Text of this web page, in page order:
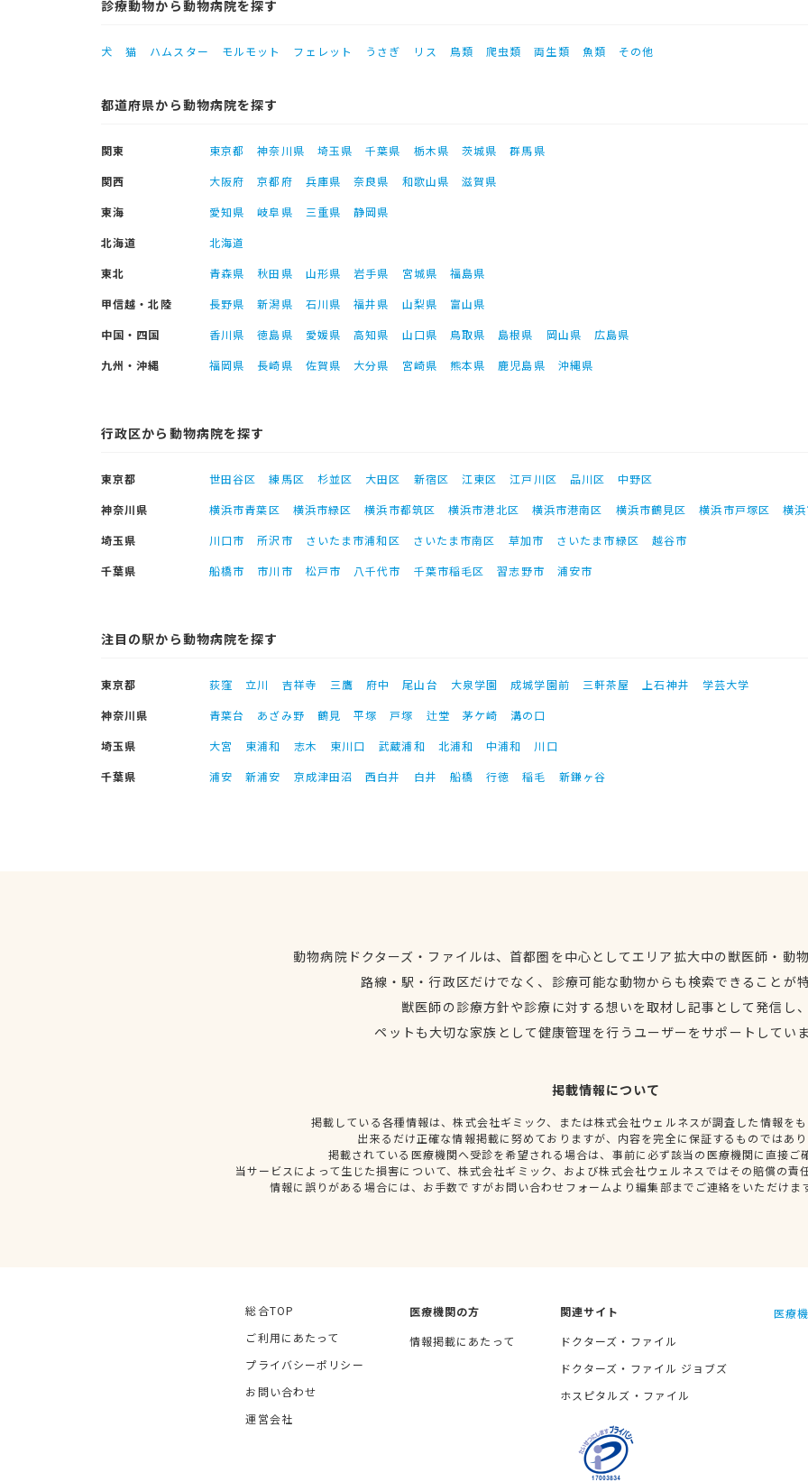
診療動物から動物病院を探す
犬 猫 ハムスター モルモット フェレット うさぎ リス 鳥類 爬虫類 両生類 魚類 その他
都道府県から動物病院を探す
関東 東京都 神奈川県 埼玉県 千葉県 栃木県 茨城県
群馬県
関西
大阪府 京都府 兵庫県 奈良県 和歌山県
滋賀県
東海
愛知県 岐阜県 三重県
静岡県
北海道
北海道
東北
青森県 秋田県 山形県 岩手県 宮城県
福島県
甲信越・北陸
長野県 新潟県 石川県 福井県 山梨県
富山県
中国・四国
香川県 徳島県 愛媛県 高知県 山口県 鳥取県 島根県 岡山県
広島県
九州・沖縄
福岡県 長崎県 佐賀県 大分県 宮崎県 熊本県 鹿児島県 沖縄県
行政区から動物病院を探す
東京都 世田谷区 練馬区 杉並区 大田区 新宿区 江東区 江戸川区 品川区
中野区
神奈川県
横浜市青葉区 横浜市緑区 横浜市都筑区 横浜市港北区 横浜市港南区 横浜市鶴見区 横浜市戸塚区
横
埼玉県
川口市 所沢市 さいたま市浦和区 さいたま市南区 草加市 さいたま市緑区
越谷市
千葉県
船橋市 市川市 松戸市 八千代市 千葉市稲毛区 習志野市 浦安市
注目の駅から動物病院を探す
東京都 荻窪 立川 吉祥寺 三鷹 府中 尾山台 大泉学園 成城学園前 三軒茶屋 上石神井
学芸大学
神奈川県
青葉台 あざみ野 鶴見 平塚 戸塚 辻堂 茅ケ崎
溝の口
埼玉県
大宮 東浦和 志木 東川口 武蔵浦和 北浦和 中浦和
川口
千葉県
浦安 新浦安 京成津田沼 西白井 白井 船橋 行徳 稲毛 新鎌ヶ谷
動物病院ドクターズ・ファイルは、首都圏を中心としてエリア拡大中の獣医師・動
路線・駅・行政区だけでなく、診療可能な動物からも検索できることが
獣医師の診療方針や診療に対する想いを取材し記事として発信し
ペットも大切な家族として健康管理を行うユーザーをサポートしてい
掲載情報について
掲載している各種情報は、株式会社ギミック、または株式会社ウェルネスが調査した情報を
出来るだけ正確な情報掲載に努めておりますが、内容を完全に保証するものではあ
掲載されている医療機関へ受診を希望される場合は、事前に必ず該当の医療機関に直接ご
当サービスによって生じた損害について、株式会社ギミック、および株式会社ウェルネスではその賠償の責
情報に誤りがある場合には、お手数ですがお問い合わせフォームより編集部までご連絡をいただけま
総合TOP
ご利用にあたって
プライバシーポリシー
お問い合わせ
運営会社
医療機関の方
情報掲載にあたって
関連サイト
ドクターズ・ファイル
ドクターズ・ファイル ジョブズ
ホスピタルズ・ファイル
医療